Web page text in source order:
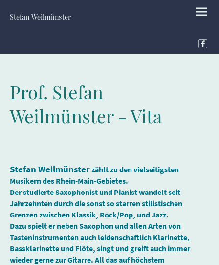
Stefan Weilmünster
Prof. Stefan
Weilmünster - Vita
Stefan Weilmünsterzählt zu den vielseitigsten
Musikern des Rhein-Main-Gebietes.
Der studierte Saxophonist und Pianist wandelt seit
Jahrzehnten durch die sonst so starren stilistischen
Grenzen zwischen Klassik, Rock/Pop, und Jazz.
Dazu spielt er neben Saxophon und allen Arten von
Tasteninstrumenten auch leidenschaftlich Klarinette,
Bassklarinette und Flöte, singt und greift auch immer
wieder gerne zur Gitarre. All das auf höchstem